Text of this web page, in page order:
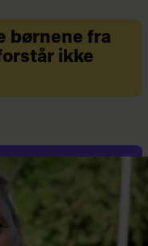
børnene fra
ikke